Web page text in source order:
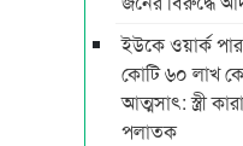
ইউকে ওয়ার্ক
কোটি ৬০ লাখ
আত্মসাৎ: স্ত্রী
পলাতক